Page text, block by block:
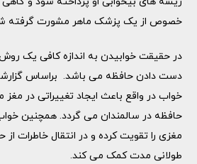
خصوص از یک پزشک ماهر مشورت گرفته
در حقیقت خوابیدن به اندازه کافی یک روش
دست دادن حافظه می باشد. براساس
خواب در واقع باعث ایجاد تغییراتی در
حافظه در سالمندان می گردد. همچنین
مغزی را تقویت کرده و در انتقال خاطرات
طولانی مدت کمک می کند.